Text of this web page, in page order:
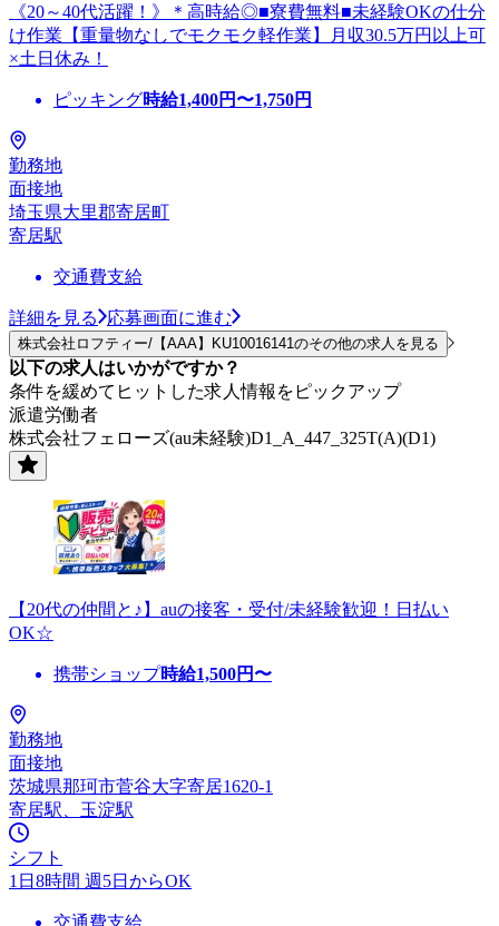
《20～40代活躍！》＊高時給◎■寮費無料■未経験OKの仕分
け作業【重量物なしでモクモク軽作業】月収30.5万円以上可
×土日休み！
ピッキング時給1,400円〜1,750円
勤務地
面接地
埼玉県大里郡寄居町
寄居駅
交通費支給
詳細を見る 応募画面に進む
株式会社ロフティー/【AAA】KU10016141のその他の求人を見る
以下の求人はいかがですか？
条件を緩めてヒットした求人情報をピックアップ
派遣労働者
株式会社フェローズ(au未経験)D1_A_447_325T(A)(D1)
【20代の仲間と♪】auの接客・受付/未経験歓迎！日払い
OK☆
携帯ショップ時給1,500円〜
勤務地
面接地
茨城県那珂市菅谷大字寄居1620-1
寄居駅、玉淀駅
シフト
1日8時間 週5日からOK
交通費支給